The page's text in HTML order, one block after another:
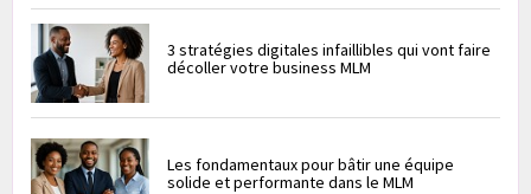
3 stratégies digitales infaillibles qui vont faire
décoller votre business MLM
Les fondamentaux pour bâtir une équipe
solide et performante dans le MLM